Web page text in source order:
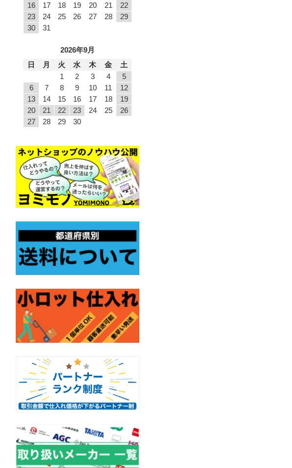
16
17 18 19 20 21
22
23
24 25 26 27 28
29
30
31
2026年9月
日
月 火 水 木 金
土
1
2 3 4
5
6
7 8 9 10 11
12
13
14 15 16 17 18
19
20
21 22 23 24 25
26
27
28 29 30